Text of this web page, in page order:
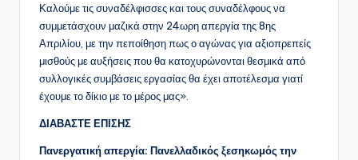
Καλούμε τις συναδέλφισσες και τους συναδέλφους να
συμμετάσχουν μαζικά στην 24ωρη απεργία της 8ης
Απριλίου, με την πεποίθηση πως ο αγώνας για αξιοπρεπείς
μισθούς με αυξήσεις που θα κατοχυρώνονται θεσμικά από
συλλογικές συμβάσεις εργασίας θα έχει αποτέλεσμα γιατί
έχουμε το δίκιο με το μέρος μας».
ΔΙΑΒΑΣΤΕ ΕΠΙΣΗΣ
Πανεργατική απεργία: Πανελλαδικός ξεσηκωμός την